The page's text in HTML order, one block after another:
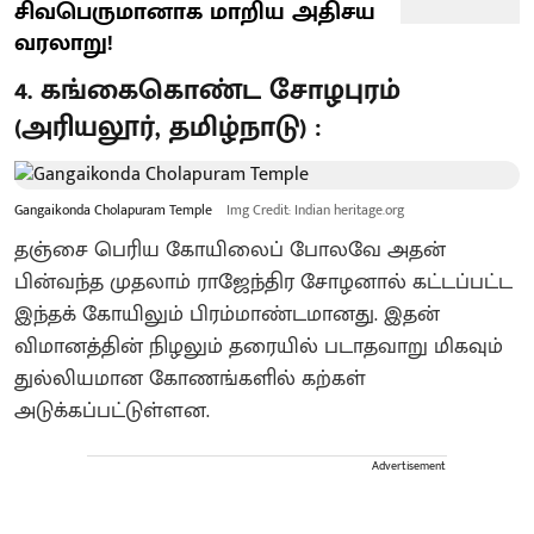
சிவபெருமானாக மாறிய அதிசய
வரலாறு!
4. ​கங்கைகொண்ட சோழபுரம்
(அரியலூர், தமிழ்நாடு) :
Gangaikonda Cholapuram Temple Img Credit: Indian heritage.org
​தஞ்சை பெரிய கோயிலைப் போலவே அதன்
பின்வந்த முதலாம் ராஜேந்திர சோழனால் கட்டப்பட்ட
இந்தக் கோயிலும் பிரம்மாண்டமானது. இதன்
விமானத்தின் நிழலும் தரையில் படாதவாறு மிகவும்
துல்லியமான கோணங்களில் கற்கள்
அடுக்கப்பட்டுள்ளன.
Advertisement